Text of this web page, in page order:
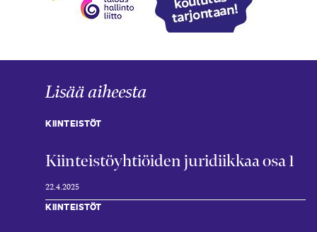
Lisää aiheesta
KIINTEISTÖT
Kiinteistöyhtiöiden juridiikkaa osa 1
22.4.2025
KIINTEISTÖT